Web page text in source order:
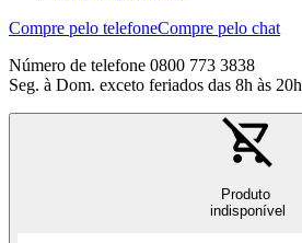
Compre pelo telefoneCompre pelo chat
Número de telefone 0800 773 3838
Seg. à Dom. exceto feriados das 8h às 20h
Produto
indisponível